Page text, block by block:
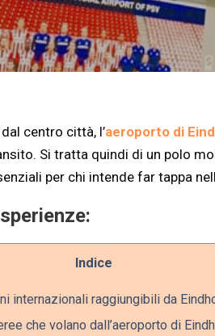
centro città, l’aeroporto di
Si tratta quindi di un polo
per chi intende far tappa
Indice
internazionali raggiungibili da
che volano dall’aeroporto di